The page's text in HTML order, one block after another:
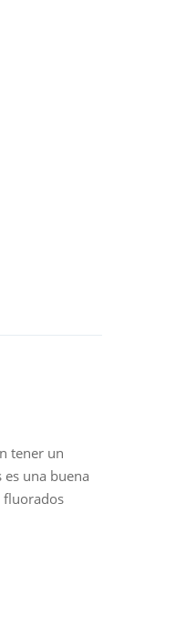
tener un
una buena
fluorados